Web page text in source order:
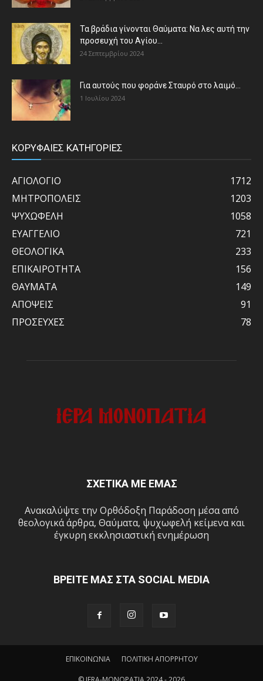
Τα βράδια γίνονται Θαύματα: Να λες αυτή την
προσευχή του Αγίου...
24 Σεπτεμβρίου 2024
Για αυτούς που φοράνε Σταυρό στο λαιμό…
1 Ιουλίου 2024
ΚΟΡΥΦΑΙΕΣ ΚΑΤΗΓΟΡΙΕΣ
ΑΓΙΟΛΟΓΙΟ
1712
ΜΗΤΡΟΠΟΛΕΙΣ
1203
ΨΥΧΩΦΕΛΗ
1058
ΕΥΑΓΓΕΛΙΟ
721
ΘΕΟΛΟΓΙΚΑ
233
ΕΠΙΚΑΙΡΟΤΗΤΑ
156
ΘΑΥΜΑΤΑ
149
ΑΠΟΨΕΙΣ
91
ΠΡΟΣΕΥΧΕΣ
78
ΣΧΕΤΙΚΑ ΜΕ ΕΜΑΣ
Ανακαλύψτε την Ορθόδοξη Παράδοση μέσα από
θεολογικά άρθρα, Θαύματα, ψυχωφελή κείμενα και
έγκυρη εκκλησιαστική ενημέρωση
ΒΡΕΙΤΕ ΜΑΣ ΣΤΑ SOCIAL MEDIA
ΕΠΙΚΟΙΝΩΝΙΑ ΠΟΛΙΤΙΚΗ ΑΠΟΡΡΗΤΟΥ